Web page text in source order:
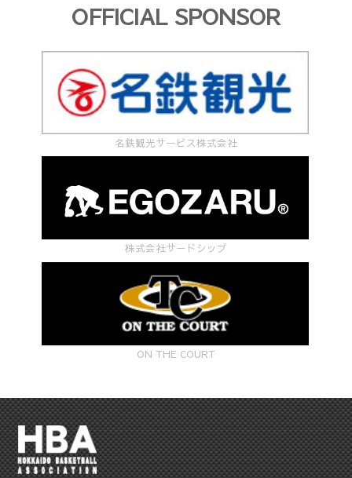
OFFICIAL SPONSOR
名鉄観光サービス株式会社
株式会社サードシップ
ON THE COURT